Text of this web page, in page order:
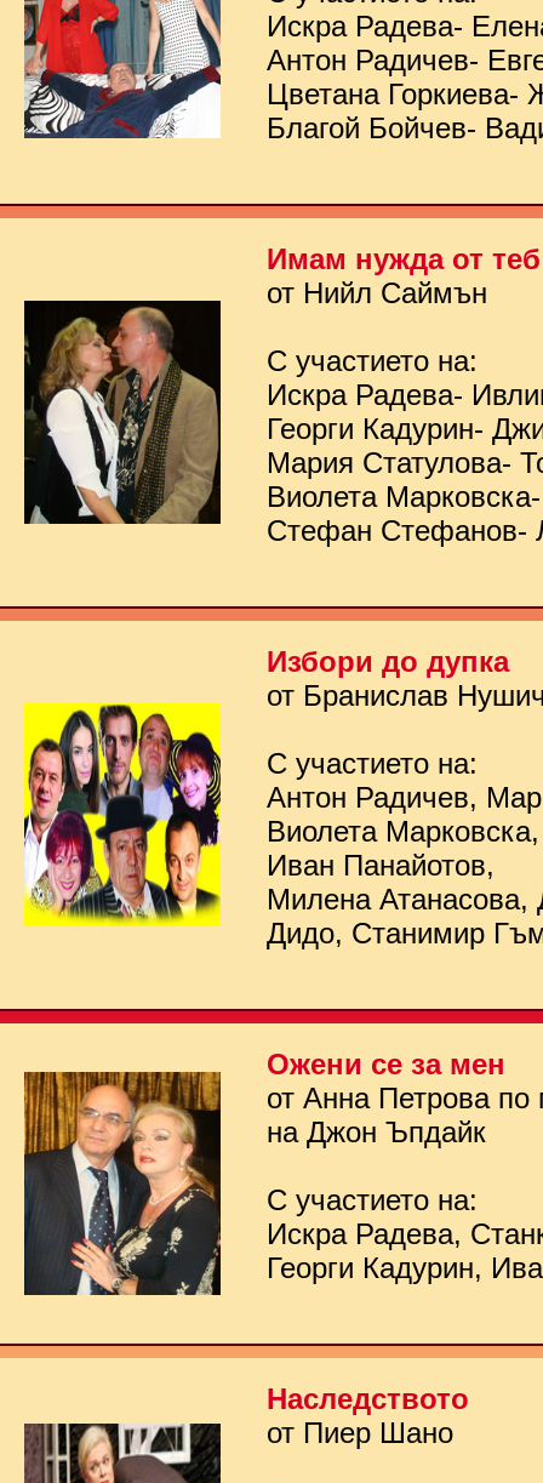
Искра Радева-
Антон Радичев-
Цветана Горкиева-
Благой Бойчев-
Имам нужда от теб
от Нийл Саймън
С участието на:
Искра Радева-
Георги Кадурин-
Мария Статулова-
Виолета
Стефан Стефанов-
Избори до дупка
от Бранислав
С участието на:
Антон Радичев,
Виолета
Иван Панайотов,
Милена Атанасова,
Дидо, Станимир
Ожени се за мен
от Анна Петрова по
на Джон Ъпдайк
С участието на:
Искра Радева,
Георги Кадурин,
Наследството
от Пиер Шано